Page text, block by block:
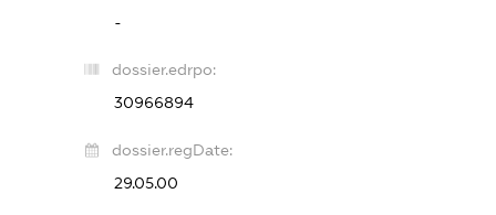
-
dossier.edrpo:
30966894
dossier.regDate:
29.05.00